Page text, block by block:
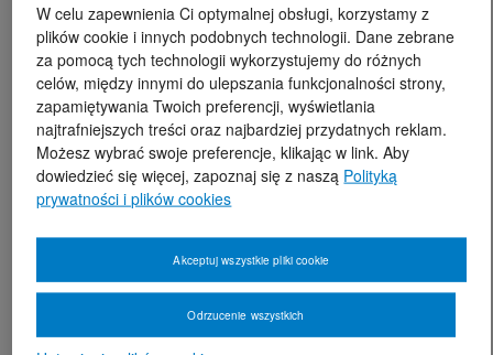
W celu zapewnienia Ci optymalnej obsługi, korzystamy z
plików cookie i innych podobnych technologii. Dane zebrane
za pomocą tych technologii wykorzystujemy do różnych
celów, między innymi do ulepszania funkcjonalności strony,
zapamiętywania Twoich preferencji, wyświetlania
najtrafniejszych treści oraz najbardziej przydatnych reklam.
Możesz wybrać swoje preferencje, klikając w link. Aby
dowiedzieć się więcej, zapoznaj się z naszą Polityką
prywatności i plików cookies
Odrzucenie wszystkich
Akceptuj wszystkie pliki cookie